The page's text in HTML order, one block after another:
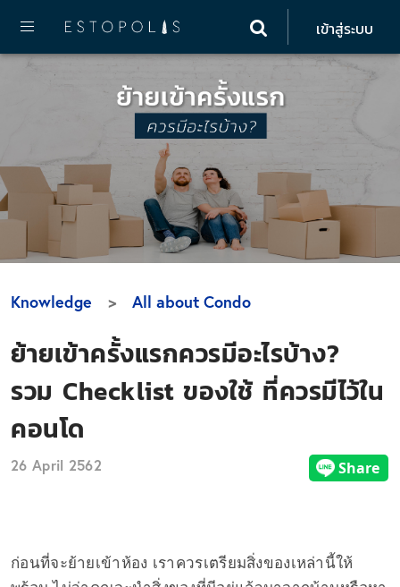
เข้าสู่ระบบ
Knowledge All about Condo
ย้ายเข้าครั้งแรกควรมีอะไรบ้าง?
รวม Checklist ของใช้ ที่ควรมีไว้ใน
คอนโด
26 April 2562
ก่อนที่จะย้ายเข้าห้อง เราควรเตรียมสิ่งของเหล่านี้ให้